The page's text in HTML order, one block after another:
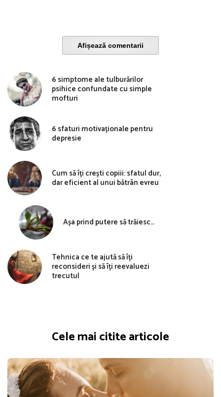
Afișează comentarii
6 simptome ale tulburărilor
psihice confundate cu simple
mofturi
6 sfaturi motivaționale pentru
depresie
Cum să îți crești copiii: sfatul dur,
dar eficient al unui bătrân evreu
Așa prind putere să trăiesc…
Tehnica ce te ajută să îți
reconsideri și să îți reevaluezi
trecutul
Cele mai citite articole